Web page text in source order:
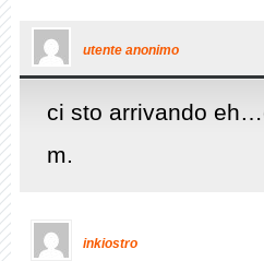
utente anonimo
ci sto arrivando
m.
inkiostro